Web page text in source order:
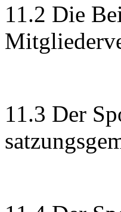
11.2 Die
11.3 Der